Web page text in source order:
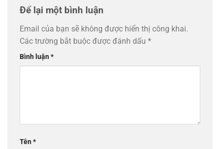
Để lại một bình luận
Email của bạn sẽ không được hiển thị công khai.
Các trường bắt buộc được đánh dấu *
Bình luận*
Tên*